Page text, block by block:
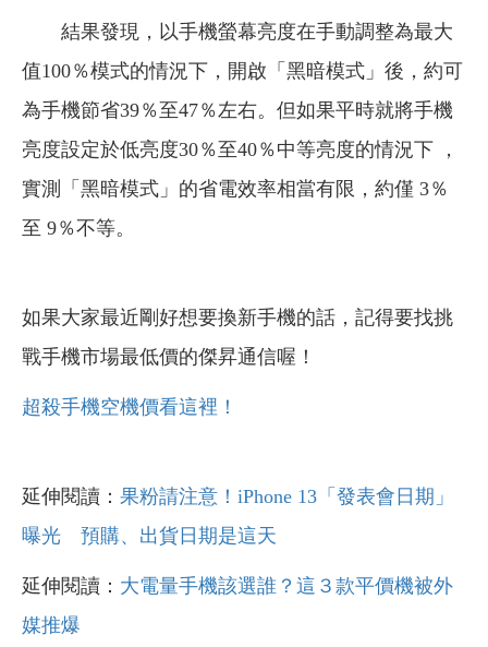
結果發現，以手機螢幕亮度在手動調整為最大
值100％模式的情況下，開啟「黑暗模式」後，約可
為手機節省39％至47％左右。但如果平時就將手機
亮度設定於低亮度30％至40％中等亮度的情況下 ，
實測「黑暗模式」的省電效率相當有限，約僅 3％
至 9％不等。
如果大家最近剛好想要換新手機的話，記得要找挑
戰手機市場最低價的傑昇通信喔！
超殺手機空機價看這裡！
延伸閱讀： 果粉請注意！iPhone 13「發表會日期」
曝光 預購、出貨日期是這天
延伸閱讀： 大電量手機該選誰？這３款平價機被外
媒推爆